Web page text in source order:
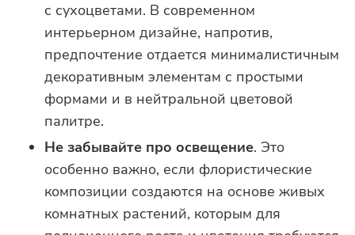
с сухоцветами. В современном
интерьерном дизайне, напротив,
предпочтение отдается минималистичным
декоративным элементам с простыми
формами и в нейтральной цветовой
палитре.
Не забывайте про освещение. Это
особенно важно, если флористические
композиции создаются на основе живых
комнатных растений, которым для